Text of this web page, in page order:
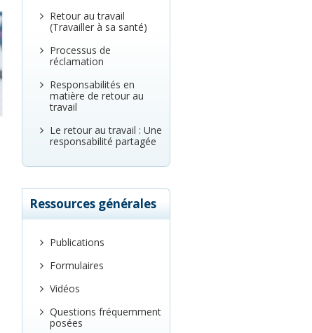
Retour au travail
(Travailler à sa santé)
Processus de
réclamation
Responsabilités en
matière de retour au
travail
Le retour au travail : Une
responsabilité partagée
Ressources générales
Publications
Formulaires
Vidéos
Questions fréquemment
posées